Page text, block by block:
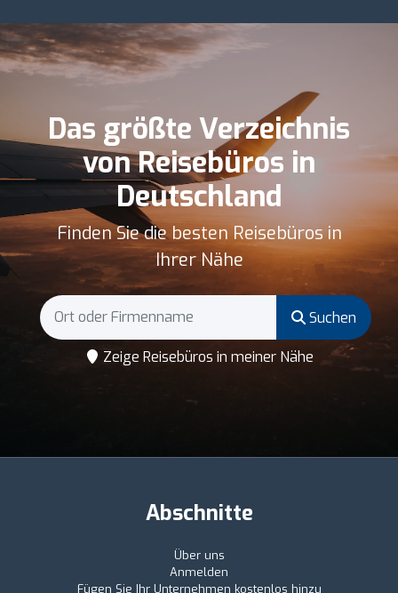
Das größte Verzeichnis
von Reisebüros in
Deutschland
Finden Sie die besten Reisebüros in
Ihrer Nähe
Suchen
Zeige Reisebüros in meiner Nähe
Abschnitte
Über uns
Anmelden
Fügen Sie Ihr Unternehmen kostenlos hinzu